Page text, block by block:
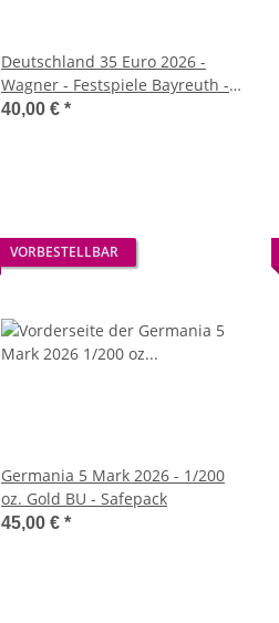
Deutschland 35 Euro 2026 -
Wagner - Festspiele Bayreuth -
unc.*
40,00 € *
VORBESTELLBAR
Germania 5 Mark 2026 - 1/200
oz. Gold BU - Safepack
45,00 € *